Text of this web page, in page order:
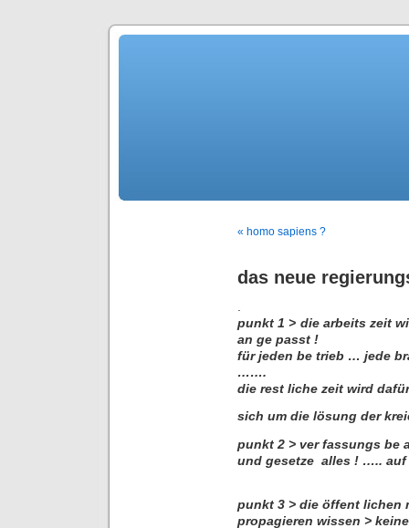
« homo sapiens ?
das neue
punkt 1 > die arbeits zeit
an ge passt !
für jeden be trieb … jede
…….
die rest liche zeit wird
sich um die lösung der
punkt 2 > ver fassungs be
und gesetze alles ! …..
punkt 3 > die öffent lichen
propagieren wissen >